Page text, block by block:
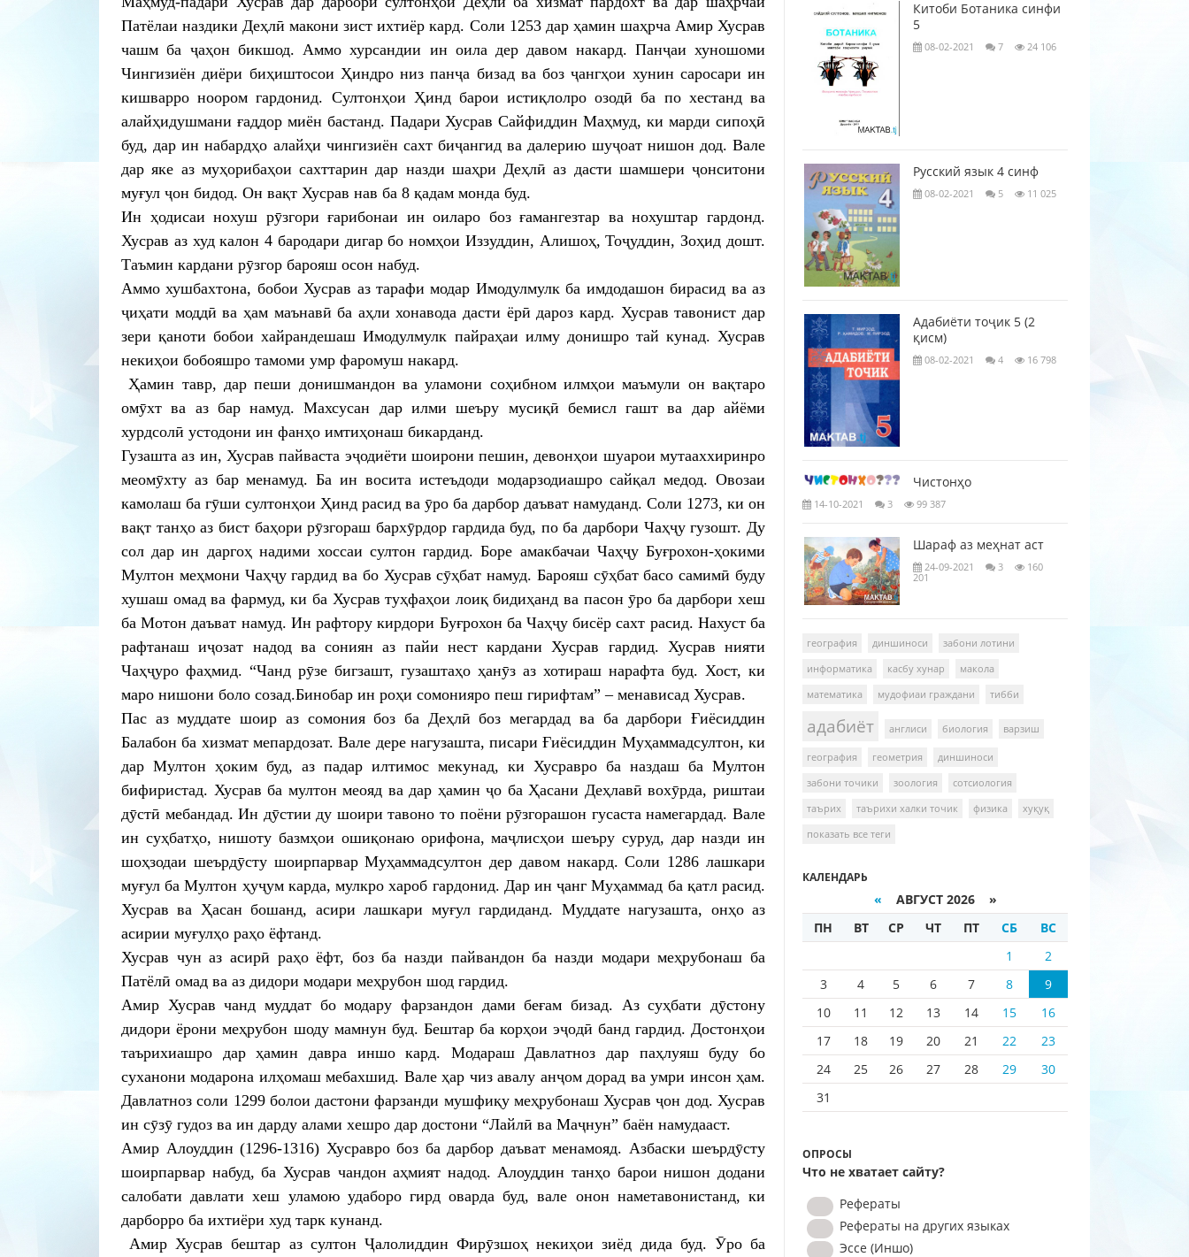
Патёлаи наздики Деҳлӣ макони зист ихтиёр кард. Соли 1253 дар ҳамин шаҳрча Амир Хусрав
чашм ба ҷаҳон бикшод. Аммо хурсандии ин оила дер давом накард. Панҷаи хуношоми
Чингизиён диёри биҳиштосои Ҳиндро низ панҷа бизад ва боз ҷангҳои хунин саросари ин
кишварро ноором гардонид. Султонҳои Ҳинд барои истиқлолро озодӣ ба по хестанд ва
алайҳидушмани ғаддор миён бастанд. Падари Хусрав Сайфиддин Маҳмуд, ки марди сипоҳӣ
буд, дар ин набардҳо алайҳи чингизиён сахт биҷангид ва далерию шуҷоат нишон дод. Вале
дар яке аз муҳорибаҳои сахттарин дар назди шаҳри Деҳлӣ аз дасти шамшери ҷонситони
муғул ҷон бидод. Он вақт Хусрав нав ба 8 қадам монда буд.
Ин ҳодисаи нохуш рӯзгори ғарибонаи ин оиларо боз ғамангезтар ва нохуштар гардонд.
Хусрав аз худ калон 4 бародари дигар бо номҳои Иззуддин, Алишоҳ, Тоҷуддин, Зоҳид дошт.
Таъмин кардани рӯзгор барояш осон набуд.
Аммо хушбахтона, бобои Хусрав аз тарафи модар Имодулмулк ба имдодашон бирасид ва аз
ҷиҳати моддӣ ва ҳам маънавӣ ба аҳли хонавода дасти ёрӣ дароз кард. Хусрав тавонист дар
зери қаноти бобои хайрандешаш Имодулмулк пайраҳаи илму донишро тай кунад. Хусрав
некиҳои бобояшро тамоми умр фаромуш накард.
Ҳамин тавр, дар пеши донишмандон ва уламони соҳибном илмҳои маъмули он вақтаро
омӯхт ва аз бар намуд. Махсусан дар илми шеъру мусиқӣ бемисл гашт ва дар айёми
хурдсолӣ устодони ин фанҳо имтиҳонаш бикарданд.
Гузашта аз ин, Хусрав пайваста эҷодиёти шоирони пешин, девонҳои шуарои мутааххиринро
меомӯхту аз бар менамуд. Ба ин восита истеъдоди модарзодиашро сайқал медод. Овозаи
камолаш ба гӯши султонҳои Ҳинд расид ва ӯро ба дарбор даъват намуданд. Соли 1273, ки он
вақт танҳо аз бист баҳори рӯзгораш бархӯрдор гардида буд, по ба дарбори Чаҳҷу гузошт. Ду
сол дар ин даргоҳ надими хоссаи султон гардид. Боре амакбачаи Чаҳҷу Буғрохон-ҳокими
Мултон меҳмони Чаҳҷу гардид ва бо Хусрав сӯҳбат намуд. Барояш сӯҳбат басо самимӣ буду
хушаш омад ва фармуд, ки ба Хусрав туҳфаҳои лоиқ бидиҳанд ва пасон ӯро ба дарбори хеш
ба Мотон даъват намуд. Ин рафтору кирдори Буғрохон ба Чаҳҷу бисёр сахт расид. Нахуст ба
рафтанаш иҷозат надод ва сониян аз пайи нест кардани Хусрав гардид. Хусрав нияти
Чаҳҷуро фаҳмид. “Чанд рӯзе бигзашт, гузаштаҳо ҳанӯз аз хотираш нарафта буд. Хост, ки
маро нишони боло созад.Бинобар ин роҳи сомонияро пеш гирифтам” – менависад Хусрав.
Пас аз муддате шоир аз сомония боз ба Деҳлӣ боз мегардад ва ба дарбори Ғиёсиддин
Балабон ба хизмат мепардозат. Вале дере нагузашта, писари Ғиёсиддин Муҳаммадсултон, ки
дар Мултон ҳоким буд, аз падар илтимос мекунад, ки Хусравро ба наздаш ба Мултон
бифиристад. Хусрав ба мултон меояд ва дар ҳамин ҷо ба Ҳасани Деҳлавӣ вохӯрда, риштаи
дӯстӣ мебандад. Ин дӯстии ду шоири тавоно то поёни рӯзгорашон гусаста намегардад. Вале
ин суҳбатҳо, нишоту базмҳои ошиқонаю орифона, маҷлисҳои шеъру суруд, дар назди ин
шоҳзодаи шеърдӯсту шоирпарвар Муҳаммадсултон дер давом накард. Соли 1286 лашкари
муғул ба Мултон ҳуҷум карда, мулкро хароб гардонид. Дар ин ҷанг Муҳаммад ба қатл расид.
Хусрав ва Ҳасан бошанд, асири лашкари муғул гардиданд. Муддате нагузашта, онҳо аз
асирии муғулҳо раҳо ёфтанд.
Хусрав чун аз асирӣ раҳо ёфт, боз ба назди пайвандон ба назди модари меҳрубонаш ба
Патёлӣ омад ва аз дидори модари меҳрубон шод гардид.
Амир Хусрав чанд муддат бо модару фарзандон дами беғам бизад. Аз суҳбати дӯстону
дидори ёрони меҳрубон шоду мамнун буд. Бештар ба корҳои эҷодӣ банд гардид. Достонҳои
таърихиашро дар ҳамин давра иншо кард. Модараш Давлатноз дар паҳлуяш буду бо
суханони модарона илҳомаш мебахшид. Вале ҳар чиз авалу анҷом дорад ва умри инсон ҳам.
Давлатноз соли 1299 болои дастони фарзанди мушфиқу меҳрубонаш Хусрав ҷон дод. Хусрав
ин сӯзӯ гудоз ва ин дарду алами хешро дар достони “Лайлӣ ва Маҷнун” баён намудааст.
Амир Алоуддин (1296-1316) Хусравро боз ба дарбор даъват менамояд. Азбаски шеърдӯсту
шоирпарвар набуд, ба Хусрав чандон аҳмият надод. Алоуддин танҳо барои нишон додани
салобати давлати хеш уламою удаборо гирд оварда буд, вале онон наметавонистанд, ки
дарборро ба ихтиёри худ тарк кунанд.
Амир Хусрав бештар аз султон Ҷалолиддин Фирӯзшоҳ некиҳои зиёд дида буд. Ӯро ба
Китоби Ботаника синфи
5
08-02-2021 7 24 106
Русский язык 4 синф
08-02-2021 5 11 025
Адабиёти тоҷик 5 (2
қисм)
08-02-2021 4 16 798
Чистонҳо
14-10-2021 3 99 387
Шараф аз меҳнат аст
24-09-2021 3
160
201
география диншиноси
забони лотини
информатика
касбу хунар
макола
математика
мудофиаи граждани тибби
адабиёт англиси биология варзиш
география геометрия
диншиноси
забони точики
зоология
сотсиология
таърих
таърихи халки точик физика
хуқуқ
показать все теги
КАЛЕНДАРЬ
« АВГУСТ 2026 »
ПН
ВТ СР ЧТ ПТ СБ
ВС
1
2
3
4 5 6 7 8
9
10
11 12 13 14 15
16
17
18 19 20 21 22
23
24
25 26 27 28 29
30
31
ОПРОСЫ
Что не хватает сайту?
Рефераты
Рефераты на других языках
Эссе (Иншо)